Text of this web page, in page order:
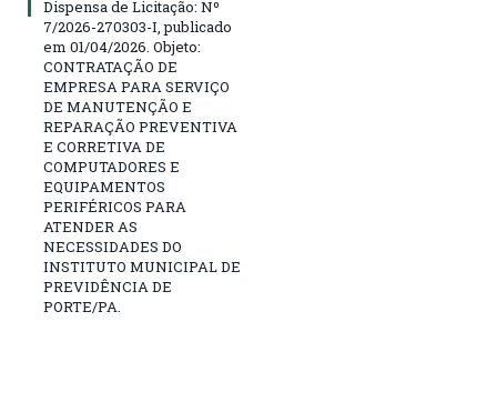
Dispensa de Licitação: Nº
7/2026-270303-I, publicado
em 01/04/2026. Objeto:
CONTRATAÇÃO DE
EMPRESA PARA SERVIÇO
DE MANUTENÇÃO E
REPARAÇÃO PREVENTIVA
E CORRETIVA DE
COMPUTADORES E
EQUIPAMENTOS
PERIFÉRICOS PARA
ATENDER AS
NECESSIDADES DO
INSTITUTO MUNICIPAL DE
PREVIDÊNCIA DE
PORTE/PA.